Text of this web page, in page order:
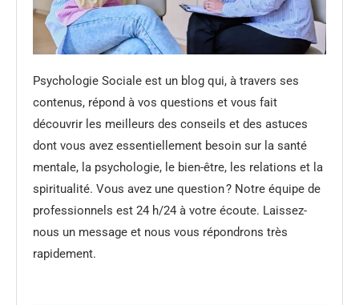
Psychologie Sociale est un blog qui, à travers ses
contenus, répond à vos questions et vous fait
découvrir les meilleurs des conseils et des astuces
dont vous avez essentiellement besoin sur la santé
mentale, la psychologie, le bien-être, les relations et la
spiritualité. Vous avez une question ? Notre équipe de
professionnels est 24 h/24 à votre écoute. Laissez-
nous un message et nous vous répondrons très
rapidement.